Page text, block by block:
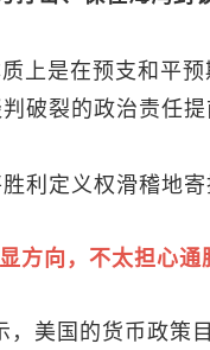
上是在预支和平
破裂的政治责任提
利定义权滑稽地寄
方向，不太担心通
，美国的货币政策